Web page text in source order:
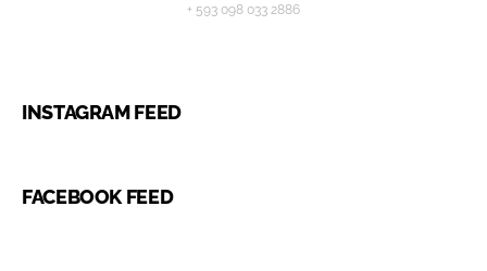
+ 593 098 033 2886
INSTAGRAM FEED
FACEBOOK FEED